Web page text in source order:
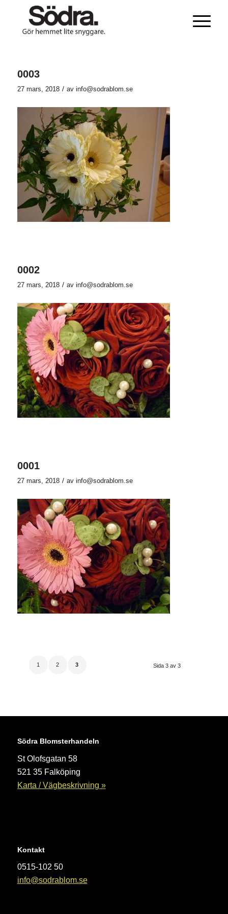
0003
27 mars, 2018 / av info@sodrablom.se
0002
27 mars, 2018 / av info@sodrablom.se
0001
27 mars, 2018 / av info@sodrablom.se
Sida 3 av 3
1 2 3
Södra Blomsterhandeln
St Olofsgatan 58
521 35 Falköping
Karta / Vägbeskrivning »
Kontakt
0515-102 50
info@sodrablom.se